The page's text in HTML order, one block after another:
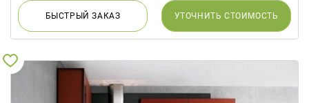
БЫСТРЫЙЗАКАЗ УТОЧНИТЬ СТОИМОСТЬ